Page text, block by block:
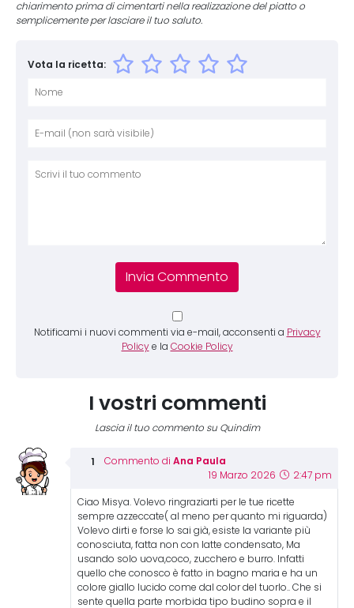
chiarimento prima di cimentarti nella realizzazione del piatto o
semplicemente per lasciare il tuo saluto.
Vota la ricetta:
Notificami i nuovi commenti via e-mail, acconsenti a Privacy
Policy e la Cookie Policy
I vostri commenti
Lascia il tuo commento su Quindim
Commento di Ana Paula
19 Marzo 2026 2:47 pm
Ciao Misya. Volevo ringraziarti per le tue ricette
sempre azzeccate( al meno per quanto mi riguarda)
Volevo dirti e forse lo sai già, esiste la variante più
conosciuta, fatta non con latte condensato, Ma
usando solo uova,coco, zucchero e burro. Infatti
quello che conosco è fatto in bagno maria e ha un
colore giallo lucido come dal color del tuorlo.. Che si
sente quella parte morbida tipo budino sopra e il